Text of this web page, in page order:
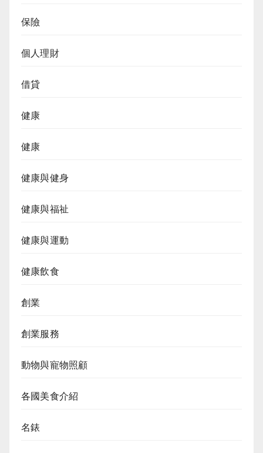
保險
個人理財
借貸
健康
健康
健康與健身
健康與福祉
健康與運動
健康飲食
創業
創業服務
動物與寵物照顧
各國美食介紹
名錶